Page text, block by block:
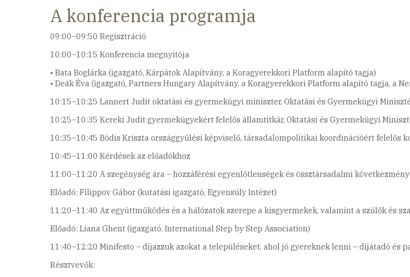
A konferencia programja
09:00–09:50 Regisztráció
10:00–10:15 Konferencia megnyitója
• Bata Boglárka (igazgató, Kárpátok Alapítvány, a Koragyerekkori Platform alapító tagja)
• Deák Éva (igazgató, Partners Hungary Alapítvány, a Koragyerekkori Platform alapító tagja, a
10:15–10:25 Lannert Judit oktatási és gyermekügyi miniszter, Oktatási és Gyermekügyi
10:25–10:35 Kereki Judit gyermekügyekért felelős államtitkár, Oktatási és Gyermekügyi
10:35–10:45 Bódis Kriszta országgyűlési képviselő, társadalompolitikai koordinációért felelős
10:45–11:00 Kérdések az előadókhoz
11:00–11:20 A szegénység ára – hozzáférési egyenlőtlenségek és össztársadalmi
Előadó: Filippov Gábor (kutatási igazgató, Egyensúly Intézet)
11:20–11:40 Az együttműködés és a hálózatok szerepe a kisgyermekek, valamint a szülők és
Előadó: Liana Ghent (igazgató, International Step by Step Association)
11:40–12:20 Minifesto – díjazzuk azokat a településeket, ahol jó gyereknek lenni – díjátadó és
Résztvevők: